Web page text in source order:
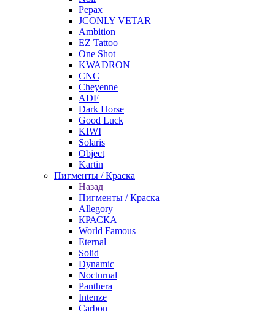
Pepax
JCONLY VETAR
Ambition
EZ Tattoo
One Shot
KWADRON
CNC
Cheyenne
ADF
Dark Horse
Good Luck
KIWI
Solaris
Object
Kartin
Пигменты / Краска
Назад
Пигменты / Краска
Allegory
КРАСКА
World Famous
Eternal
Solid
Dynamic
Nocturnal
Panthera
Intenze
Carbon